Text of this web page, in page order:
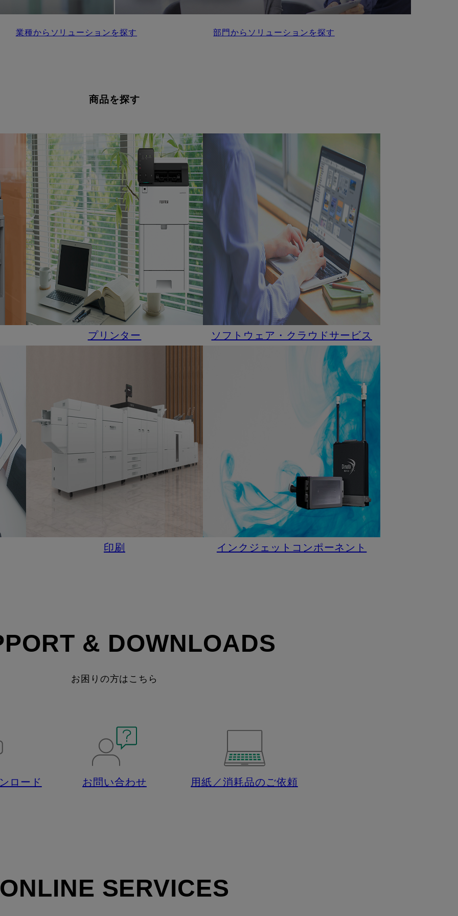
業種からソリューションを探す 部門からソリューションを探す
商品を探す
プリンター ソフトウェア・クラウドサービス
印刷 インクジェットコンポーネント
& DOWNLOADS
お困りの方はこちら
ロード お問い合わせ 用紙／消耗品のご依頼
SERVICES